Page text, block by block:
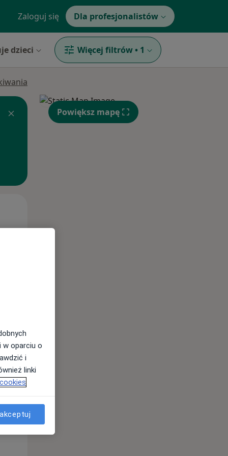
Zaloguj się Dla profesjonalistów
dzieci Więcej filtrów • 1
Pon,
10 Sie
Powiększ mapę
w oparciu o
i
linki